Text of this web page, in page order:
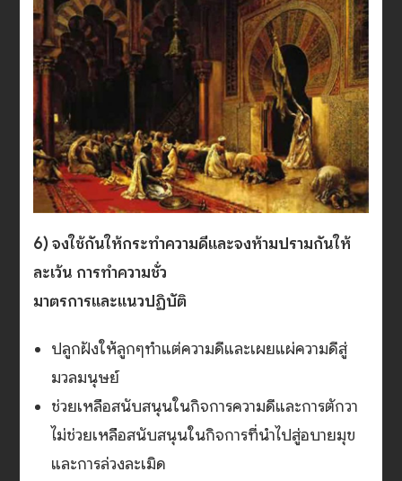
6) จงใช้กันให้กระทำความดีและจงห้ามปรามกันให้
ละเว้น การทำความชั่ว
มาตรการและแนวปฏิบัติ
ปลูกฝังให้ลูกๆทำแต่ความดีและเผยแผ่ความดีสู่
มวลมนุษย์
ช่วยเหลือสนับสนุนในกิจการความดีและการตักวา
ไม่ช่วยเหลือสนับสนุนในกิจการที่นำไปสู่อบายมุข
และการล่วงละเมิด